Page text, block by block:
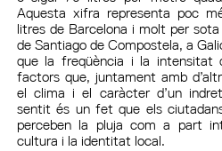
Aquesta xifra representa poc
litres de Barcelona i molt per
de Santiago de Compostela, a
que la freqüència i la intensitat
factors que, juntament amb
el clima i el caràcter d’un
sentit és un fet que els
perceben la pluja com a part
cultura i la identitat local.